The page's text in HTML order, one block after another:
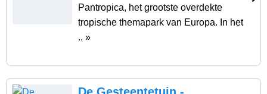
Pantropica, het grootste overdekte
tropische themapark van Europa. In het
.. »